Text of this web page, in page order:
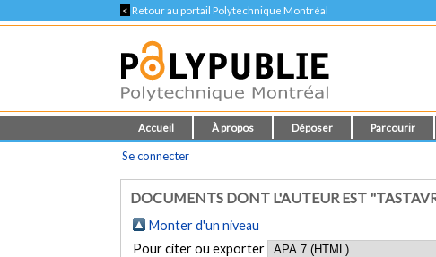
< Retour au portail Polytechnique Montréal
Accueil À propos Déposer Parcourir
Se connecter
DOCUMENTS DONT L'AUTEUR EST
Monter d'un niveau
Pour citer ou exporter